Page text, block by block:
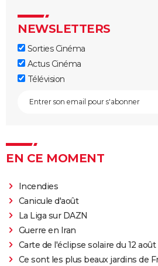
2012 Ghost Rider : l'esprit de la
2012 Prometheus
2008 Prom Night, le bal de l'horreur
2007 RockNRolla
2007 28 semaines plus tard
2005 Gospel
NEWSLETTERS
Sorties Cinéma
Actus Cinéma
Télévision
EN CE MOMENT
Incendies
Canicule d'août
La Liga sur DAZN
Guerre en Iran
Carte de l'éclipse solaire du 12 août
Ce sont les plus beaux jardins de